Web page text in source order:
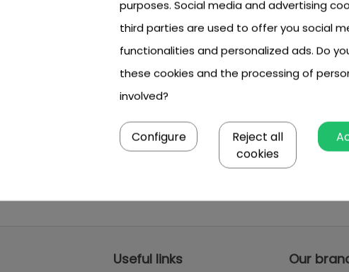
Useful links Our
purposes. Social media and advertising
third parties are used to offer you social
functionalities and personalized ads. Do
these cookies and the processing of
involved?
Reject all
cookies
Configure